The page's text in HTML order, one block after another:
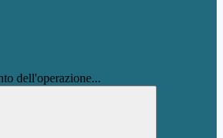
dell'operazione...